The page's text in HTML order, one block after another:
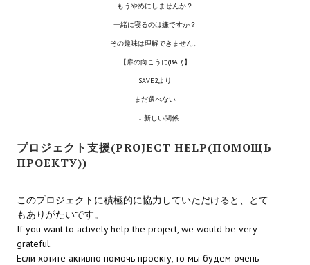
Star Wars Jedi Knight: Dark Force II
Star Wars Knights of the Old Republic 1
Star Wars Knights of the Old Republic 2
Titan Quest Immortal Throne
Ведьмак 2
ЦИФРОВЫЕ КОМИКСЫ
もうやめにしませんか？
一緒に寝るのは嫌ですか？
その趣味は理解できません。
【扉の向こうに(BAD)】
SAVE2より
まだ選べない
↓ 新しい関係
プロジェクト支援(PROJECT HELP(ПОМОЩЬ
ПРОЕКТУ))
このプロジェクトに積極的に協力していただけると、とて
もありがたいです。
If you want to actively help the project, we would be very
grateful.
Если хотите активно помочь проекту, то мы будем очень